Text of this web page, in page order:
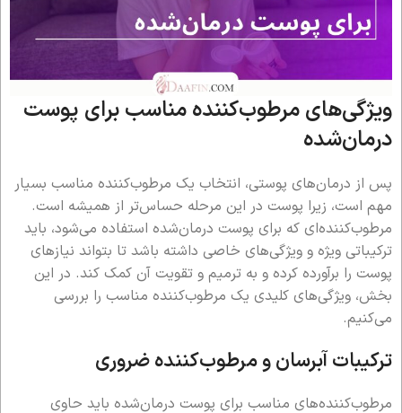
ویژگی‌های مرطوب‌کننده مناسب برای پوست
درمان‌شده
پس از درمان‌های پوستی، انتخاب یک مرطوب‌کننده مناسب بسیار
مهم است، زیرا پوست در این مرحله حساس‌تر از همیشه است.
مرطوب‌کننده‌ای که برای پوست درمان‌شده استفاده می‌شود، باید
ترکیباتی ویژه و ویژگی‌های خاصی داشته باشد تا بتواند نیازهای
پوست را برآورده کرده و به ترمیم و تقویت آن کمک کند. در این
بخش، ویژگی‌های کلیدی یک مرطوب‌کننده مناسب را بررسی
می‌کنیم.
ترکیبات آبرسان و مرطوب‌کننده ضروری
مرطوب‌کننده‌های مناسب برای پوست درمان‌شده باید حاوی